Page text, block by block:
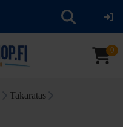
0
Takaratas